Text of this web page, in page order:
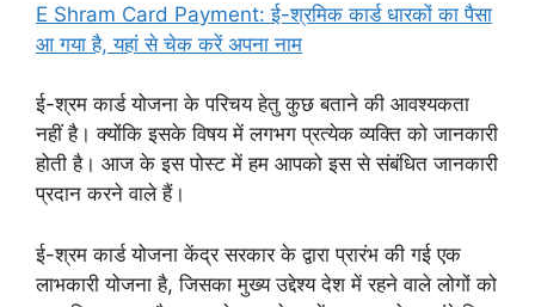
E Shram Card Payment: ई-श्रमिक कार्ड धारकों का पैसा
आ गया है, यहां से चेक करें अपना नाम
ई-श्रम कार्ड योजना के परिचय हेतु कुछ बताने की आवश्यकता
नहीं है। क्योंकि इसके विषय में लगभग प्रत्येक व्यक्ति को जानकारी
होती है। आज के इस पोस्ट में हम आपको इस से संबंधित जानकारी
प्रदान करने वाले हैं।
ई-श्रम कार्ड योजना केंद्र सरकार के द्वारा प्रारंभ की गई एक
लाभकारी योजना है, जिसका मुख्य उद्देश्य देश में रहने वाले लोगों को